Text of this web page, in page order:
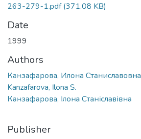
263-279-1.pdf(371.08 KB)
Date
1999
Authors
Канзафарова, Илона Станиславовна
Kanzafarova, Ilona S.
Канзафарова, Ілона Станіславівна
Publisher